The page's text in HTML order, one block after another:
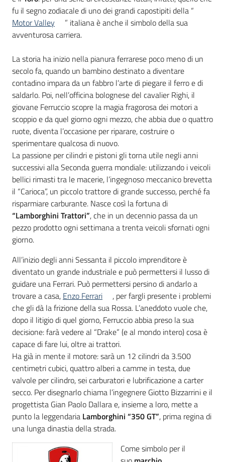
fu il segno zodiacale di uno dei grandi capostipiti della “
Motor Valley
” italiana è anche il simbolo della sua
avventurosa carriera.
La storia ha inizio nella pianura ferrarese poco meno di un
secolo fa, quando un bambino destinato a diventare
contadino impara da un fabbro l’arte di piegare il ferro e di
saldarlo. Poi, nell’officina bolognese del cavalier Righi, il
giovane Ferruccio scopre la magia fragorosa dei motori a
scoppio e da quel giorno ogni mezzo, che abbia due o quattro
ruote, diventa l’occasione per riparare, costruire o
sperimentare qualcosa di nuovo.
La passione per cilindri e pistoni gli torna utile negli anni
successivi alla Seconda guerra mondiale: utilizzando i veicoli
bellici rimasti tra le macerie, l’ingegnoso meccanico brevetta
il “Carioca”, un piccolo trattore di grande successo, perché fa
risparmiare carburante. Nasce così la fortuna di
“Lamborghini Trattori”, che in un decennio passa da un
pezzo prodotto ogni settimana a trenta veicoli sfornati ogni
giorno.
All’inizio degli anni Sessanta il piccolo imprenditore è
diventato un grande industriale e può permettersi il lusso di
guidare una Ferrari. Può permettersi persino di andarlo a
trovare a casa, Enzo Ferrari
, per fargli presente i problemi
che gli dà la frizione della sua Rossa. L’aneddoto vuole che,
dopo il litigio di quel giorno, Ferruccio abbia preso la sua
decisione: farà vedere al “Drake” (e al mondo intero) cosa è
capace di fare lui, oltre ai trattori.
Ha già in mente il motore: sarà un 12 cilindri da 3.500
centimetri cubici, quattro alberi a camme in testa, due
valvole per cilindro, sei carburatori e lubrificazione a carter
secco. Per disegnarlo chiama l’ingegnere Giotto Bizzarrini e il
progettista Gian Paolo Dallara e, insieme a loro, mette a
punto la leggendaria Lamborghini “350 GT”, prima regina di
una lunga dinastia della strada.
Come simbolo per il